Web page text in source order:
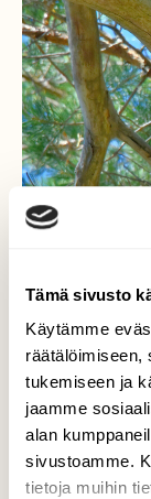
Tämä sivusto
Käytämme
räätälöimiseen,
tukemiseen ja
jaamme
alan
sivustoamme.
tietoja muihin